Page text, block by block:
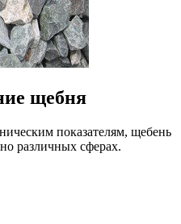
щебня
показателям, щебень
различных сферах.